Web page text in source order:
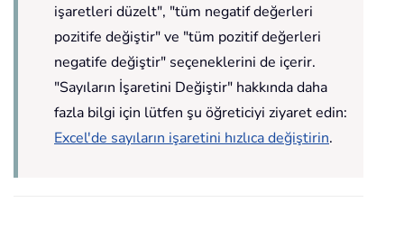
işaretleri düzelt", "tüm negatif değerleri
pozitife değiştir" ve "tüm pozitif değerleri
negatife değiştir" seçeneklerini de içerir.
"Sayıların İşaretini Değiştir" hakkında daha
fazla bilgi için lütfen şu öğreticiyi ziyaret edin:
Excel'de sayıların işaretini hızlıca değiştirin.